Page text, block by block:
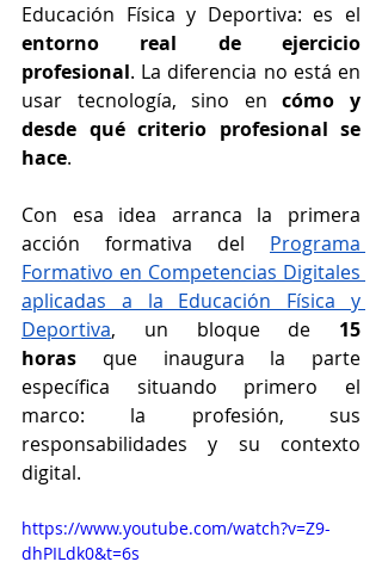
entorno real de ejercicio
profesional. La diferencia no está en
usar tecnología, sino en cómo y
desde qué criterio profesional se
hace.
Con esa idea arranca la primera
acción formativa del Programa
Formativo en Competencias Digitales
aplicadas a la Educación Física y
Deportiva, un bloque de 15
horas que inaugura la parte
específica situando primero el
marco: la profesión, sus
responsabilidades y su contexto
digital.
https://www.youtube.com/watch?v=Z9-
dhPILdk0&t=6s